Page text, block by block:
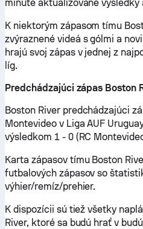
minúte aktualizované
K niektorým zápasom tímu
zvýraznené videá s gólmi a
hrajú svoj zápas v jednej z
líg.
Predchádzajúci zápas Boston
Boston River predchádzajúci
Montevideo v Liga AUF
výsledkom 1 - 0 (RC
Karta zápasov tímu Boston
futbalových zápasov so
výhier/remíz/prehier.
K dispozícii sú tiež všetky
River, ktoré sa budú hrať v